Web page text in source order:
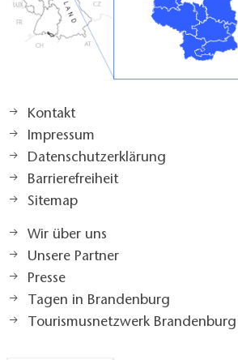
Kontakt
Impressum
Datenschutzerklärung
Barrierefreiheit
Sitemap
Wir über uns
Unsere Partner
Presse
Tagen in Brandenburg
Tourismusnetzwerk Brandenburg